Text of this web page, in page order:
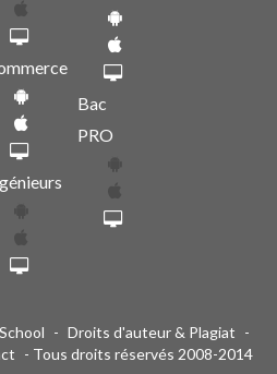
Bac
PRO
- Droits d'auteur & Plagiat -
- Tous droits réservés 2008-2014